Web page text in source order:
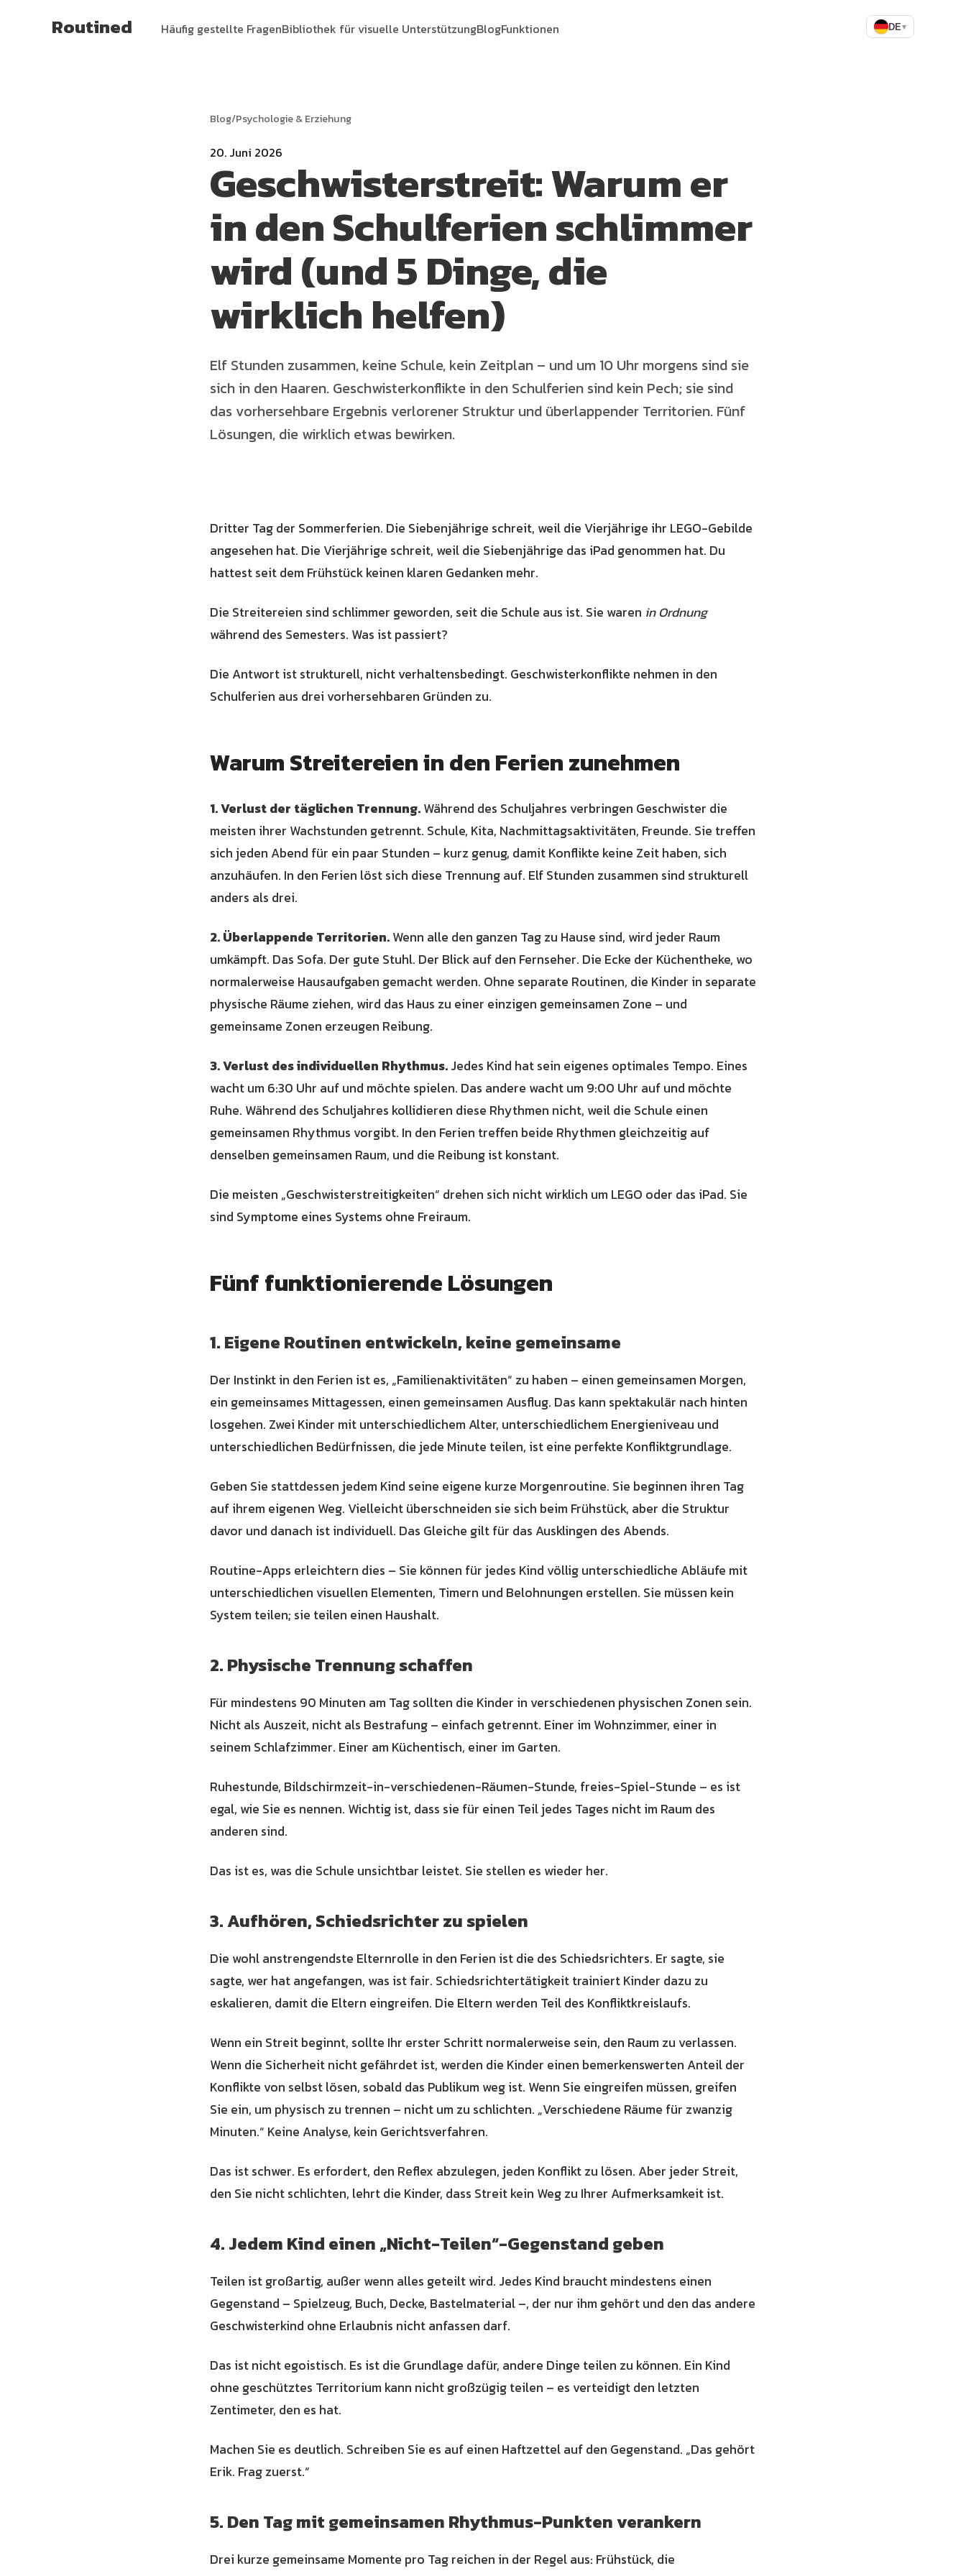
Routined Häufig gestellte FragenBibliothek für visuelle UnterstützungBlogFunktionen DE▾
Blog/Psychologie & Erziehung
20. Juni 2026
Geschwisterstreit: Warum er
in den Schulferien schlimmer
wird (und 5 Dinge, die
wirklich helfen)
Elf Stunden zusammen, keine Schule, kein Zeitplan – und um 10 Uhr morgens sind sie
sich in den Haaren. Geschwisterkonflikte in den Schulferien sind kein Pech; sie sind
das vorhersehbare Ergebnis verlorener Struktur und überlappender Territorien. Fünf
Lösungen, die wirklich etwas bewirken.
Dritter Tag der Sommerferien. Die Siebenjährige schreit, weil die Vierjährige ihr LEGO-Gebilde
angesehen hat. Die Vierjährige schreit, weil die Siebenjährige das iPad genommen hat. Du
hattest seit dem Frühstück keinen klaren Gedanken mehr.
Die Streitereien sind schlimmer geworden, seit die Schule aus ist. Sie waren in Ordnung
während des Semesters. Was ist passiert?
Die Antwort ist strukturell, nicht verhaltensbedingt. Geschwisterkonflikte nehmen in den
Schulferien aus drei vorhersehbaren Gründen zu.
Warum Streitereien in den Ferien zunehmen
1. Verlust der täglichen Trennung.Während des Schuljahres verbringen Geschwister die
meisten ihrer Wachstunden getrennt. Schule, Kita, Nachmittagsaktivitäten, Freunde. Sie treffen
sich jeden Abend für ein paar Stunden – kurz genug, damit Konflikte keine Zeit haben, sich
anzuhäufen. In den Ferien löst sich diese Trennung auf. Elf Stunden zusammen sind strukturell
anders als drei.
2. Überlappende Territorien.Wenn alle den ganzen Tag zu Hause sind, wird jeder Raum
umkämpft. Das Sofa. Der gute Stuhl. Der Blick auf den Fernseher. Die Ecke der Küchentheke, wo
normalerweise Hausaufgaben gemacht werden. Ohne separate Routinen, die Kinder in separate
physische Räume ziehen, wird das Haus zu einer einzigen gemeinsamen Zone – und
gemeinsame Zonen erzeugen Reibung.
3. Verlust des individuellen Rhythmus.Jedes Kind hat sein eigenes optimales Tempo. Eines
wacht um 6:30 Uhr auf und möchte spielen. Das andere wacht um 9:00 Uhr auf und möchte
Ruhe. Während des Schuljahres kollidieren diese Rhythmen nicht, weil die Schule einen
gemeinsamen Rhythmus vorgibt. In den Ferien treffen beide Rhythmen gleichzeitig auf
denselben gemeinsamen Raum, und die Reibung ist konstant.
Die meisten „Geschwisterstreitigkeiten“ drehen sich nicht wirklich um LEGO oder das iPad. Sie
sind Symptome eines Systems ohne Freiraum.
Fünf funktionierende Lösungen
1. Eigene Routinen entwickeln, keine gemeinsame
Der Instinkt in den Ferien ist es, „Familienaktivitäten“ zu haben – einen gemeinsamen Morgen,
ein gemeinsames Mittagessen, einen gemeinsamen Ausflug. Das kann spektakulär nach hinten
losgehen. Zwei Kinder mit unterschiedlichem Alter, unterschiedlichem Energieniveau und
unterschiedlichen Bedürfnissen, die jede Minute teilen, ist eine perfekte Konfliktgrundlage.
Geben Sie stattdessen jedem Kind seine eigene kurze Morgenroutine. Sie beginnen ihren Tag
auf ihrem eigenen Weg. Vielleicht überschneiden sie sich beim Frühstück, aber die Struktur
davor und danach ist individuell. Das Gleiche gilt für das Ausklingen des Abends.
Routine-Apps erleichtern dies – Sie können für jedes Kind völlig unterschiedliche Abläufe mit
unterschiedlichen visuellen Elementen, Timern und Belohnungen erstellen. Sie müssen kein
System teilen; sie teilen einen Haushalt.
2. Physische Trennung schaffen
Für mindestens 90 Minuten am Tag sollten die Kinder in verschiedenen physischen Zonen sein.
Nicht als Auszeit, nicht als Bestrafung – einfach getrennt. Einer im Wohnzimmer, einer in
seinem Schlafzimmer. Einer am Küchentisch, einer im Garten.
Ruhestunde, Bildschirmzeit-in-verschiedenen-Räumen-Stunde, freies-Spiel-Stunde – es ist
egal, wie Sie es nennen. Wichtig ist, dass sie für einen Teil jedes Tages nicht im Raum des
anderen sind.
Das ist es, was die Schule unsichtbar leistet. Sie stellen es wieder her.
3. Aufhören, Schiedsrichter zu spielen
Die wohl anstrengendste Elternrolle in den Ferien ist die des Schiedsrichters. Er sagte, sie
sagte, wer hat angefangen, was ist fair. Schiedsrichtertätigkeit trainiert Kinder dazu zu
eskalieren, damit die Eltern eingreifen. Die Eltern werden Teil des Konfliktkreislaufs.
Wenn ein Streit beginnt, sollte Ihr erster Schritt normalerweise sein, den Raum zu verlassen.
Wenn die Sicherheit nicht gefährdet ist, werden die Kinder einen bemerkenswerten Anteil der
Konflikte von selbst lösen, sobald das Publikum weg ist. Wenn Sie eingreifen müssen, greifen
Sie ein, um physisch zu trennen – nicht um zu schlichten. „Verschiedene Räume für zwanzig
Minuten.“ Keine Analyse, kein Gerichtsverfahren.
Das ist schwer. Es erfordert, den Reflex abzulegen, jeden Konflikt zu lösen. Aber jeder Streit,
den Sie nicht schlichten, lehrt die Kinder, dass Streit kein Weg zu Ihrer Aufmerksamkeit ist.
4. Jedem Kind einen „Nicht-Teilen“-Gegenstand geben
Teilen ist großartig, außer wenn alles geteilt wird. Jedes Kind braucht mindestens einen
Gegenstand – Spielzeug, Buch, Decke, Bastelmaterial –, der nur ihm gehört und den das andere
Geschwisterkind ohne Erlaubnis nicht anfassen darf.
Das ist nicht egoistisch. Es ist die Grundlage dafür, andere Dinge teilen zu können. Ein Kind
ohne geschütztes Territorium kann nicht großzügig teilen – es verteidigt den letzten
Zentimeter, den es hat.
Machen Sie es deutlich. Schreiben Sie es auf einen Haftzettel auf den Gegenstand. „Das gehört
Erik. Frag zuerst.“
5. Den Tag mit gemeinsamen Rhythmus-Punkten verankern
Drei kurze gemeinsame Momente pro Tag reichen in der Regel aus: Frühstück, die